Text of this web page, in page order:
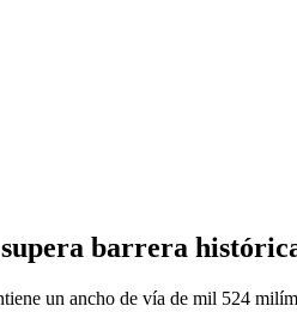
barrera
un ancho de vía de mil 524